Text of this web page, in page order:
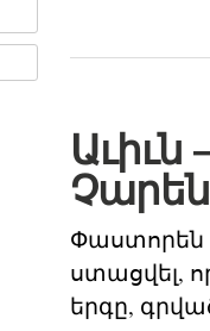
Աւիւն
Փաստորեն
ստացվել,
երգը,